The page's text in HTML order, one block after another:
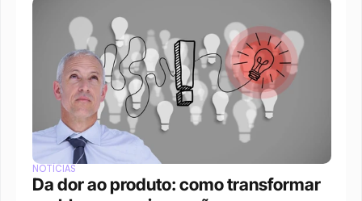
NOTÍCIAS
Da dor ao produto: como transformar